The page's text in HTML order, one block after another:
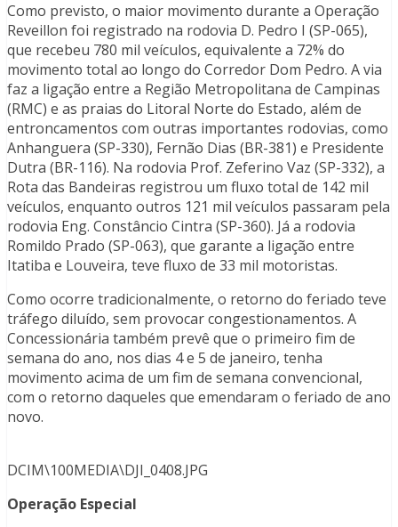
Como previsto, o maior movimento durante a Operação
Reveillon foi registrado na rodovia D. Pedro I (SP-065),
que recebeu 780 mil veículos, equivalente a 72% do
movimento total ao longo do Corredor Dom Pedro. A via
faz a ligação entre a Região Metropolitana de Campinas
(RMC) e as praias do Litoral Norte do Estado, além de
entroncamentos com outras importantes rodovias, como
Anhanguera (SP-330), Fernão Dias (BR-381) e Presidente
Dutra (BR-116). Na rodovia Prof. Zeferino Vaz (SP-332), a
Rota das Bandeiras registrou um fluxo total de 142 mil
veículos, enquanto outros 121 mil veículos passaram pela
rodovia Eng. Constâncio Cintra (SP-360). Já a rodovia
Romildo Prado (SP-063), que garante a ligação entre
Itatiba e Louveira, teve fluxo de 33 mil motoristas.
Como ocorre tradicionalmente, o retorno do feriado teve
tráfego diluído, sem provocar congestionamentos. A
Concessionária também prevê que o primeiro fim de
semana do ano, nos dias 4 e 5 de janeiro, tenha
movimento acima de um fim de semana convencional,
com o retorno daqueles que emendaram o feriado de ano
novo.
DCIM\100MEDIA\DJI_0408.JPG
Operação Especial